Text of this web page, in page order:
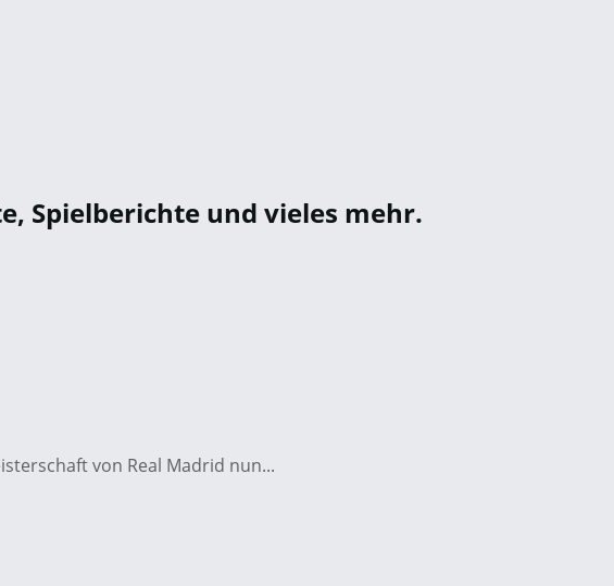
Spielberichte und vieles mehr.
von Real Madrid nun...